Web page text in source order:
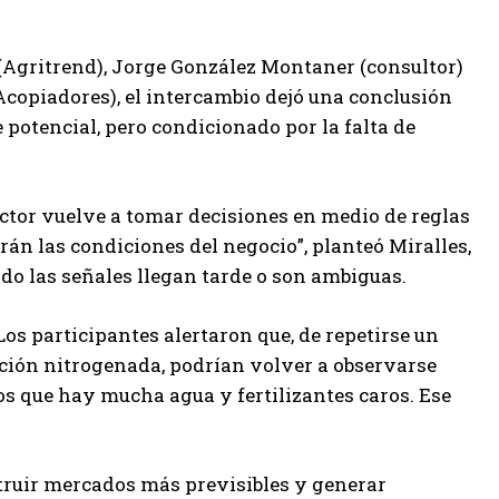
Jorge González Montaner (consultor)
el intercambio dejó una conclusión
pero condicionado por la falta de
vuelve a tomar decisiones en medio de reglas
las condiciones del negocio”, planteó Miralles,
las señales llegan tarde o son ambiguas.
participantes alertaron que, de repetirse un
nitrogenada, podrían volver a observarse
que hay mucha agua y fertilizantes caros. Ese
mercados más previsibles y generar